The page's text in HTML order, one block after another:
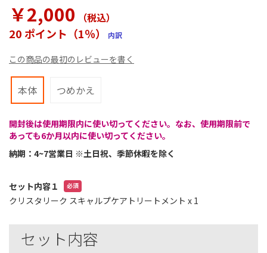
￥2,000 （税込）
20 ポイント（1％） 内訳
この商品の最初のレビューを書く
本体 つめかえ
開封後は使用期限内に使い切ってください。なお、使用期限前で
あっても6か月以内に使い切ってください。
納期：4~7営業日 ※土日祝、季節休暇を除く
リ
ー
の
初
動
る
セット内容１
クリスタリーク スキャルプケアトリートメント x 1
セット内容